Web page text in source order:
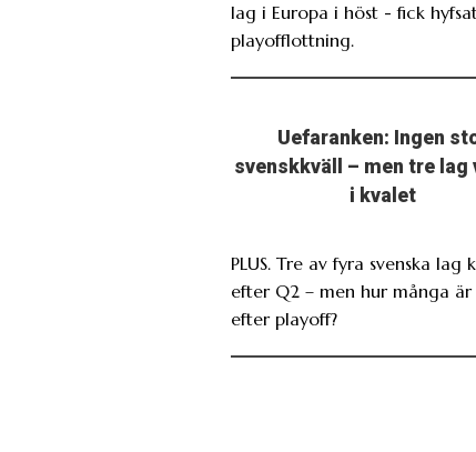
lag i Europa i höst - fick
playofflottning.
Uefaranken: Ingen
svenskkväll – men tre lag
i kvalet
PLUS. Tre av fyra svenska lag
efter Q2 – men hur många
efter playoff?